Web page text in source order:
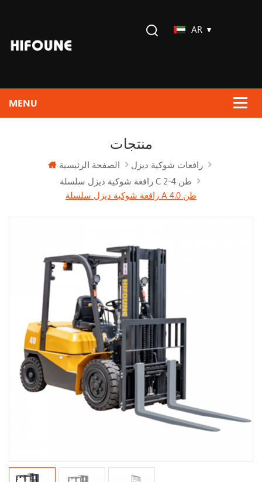
AR
منتجات
الصفحة الرئيسية
رافعات شوكية ديزل
رافعة شوكية ديزل سلسلة C 2-4 طن
رافعة شوكية ديزل سلسلة A 4.0 طن